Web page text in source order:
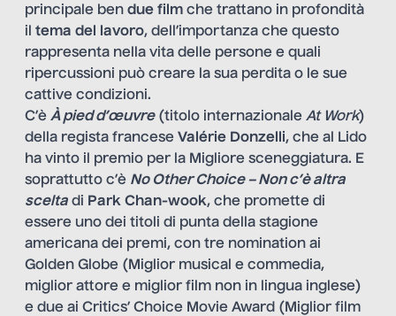
principale ben due film che trattano in profondità
il tema del lavoro, dell’importanza che questo
rappresenta nella vita delle persone e quali
ripercussioni può creare la sua perdita o le sue
cattive condizioni.
C’è À pied d’œuvre(titolo internazionale At Work)
della regista francese Valérie Donzelli, che al Lido
ha vinto il premio per la Migliore sceneggiatura. E
soprattutto c’è No Other Choice – Non c’è altra
scelta di Park Chan-wook, che promette di
essere uno dei titoli di punta della stagione
americana dei premi, con tre nomination ai
Golden Globe (Miglior musical e commedia,
miglior attore e miglior film non in lingua inglese)
e due ai Critics’ Choice Movie Award (Miglior film